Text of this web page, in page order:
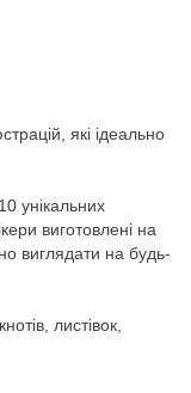
які ідеально
унікальних
виготовлені на
виглядати на будь-
листівок,